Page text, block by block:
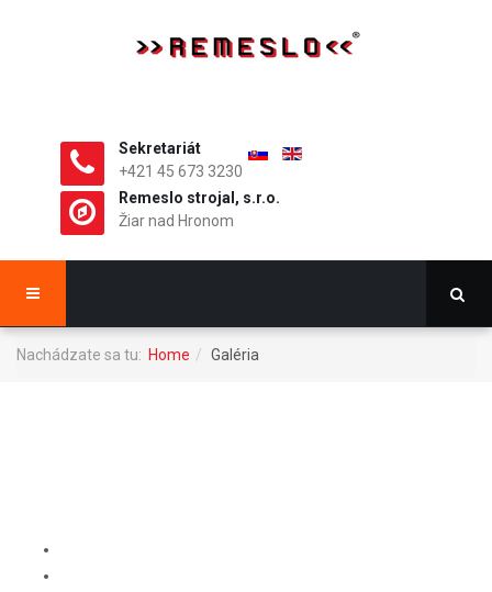
Sekretariát
+421 45 673 3230
Remeslo strojal, s.r.o.
Žiar nad Hronom
Nachádzate sa tu: Home Galéria